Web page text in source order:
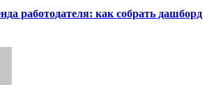
работодателя: как собрать дашборд